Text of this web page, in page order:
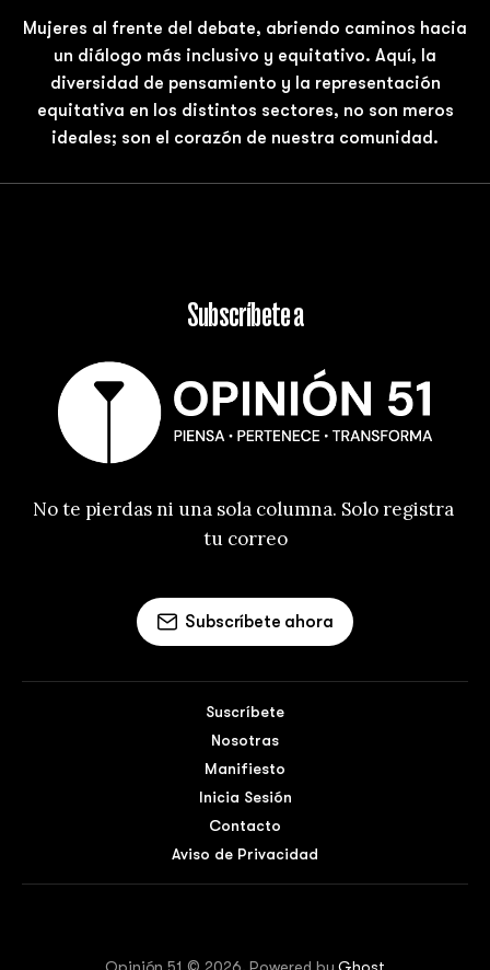
Mujeres al frente del debate, abriendo caminos hacia
un diálogo más inclusivo y equitativo. Aquí, la
diversidad de pensamiento y la representación
equitativa en los distintos sectores, no son meros
ideales; son el corazón de nuestra comunidad.
Subscríbete a
No te pierdas ni una sola columna. Solo registra
tu correo
Subscríbete ahora
Suscríbete
Nosotras
Manifiesto
Inicia Sesión
Contacto
Aviso de Privacidad